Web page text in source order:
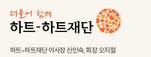
하트-하트재단 이사장 신인숙, 회장 오지철